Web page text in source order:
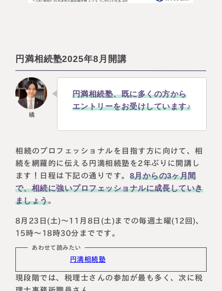
円満相続塾2025年8月開講
円満相続塾、既に多くの方から
エントリーをお受けしています♪
相続のプロフェッショナルを目指す方に向けて、相
続を網羅的に伝える円満相続塾を2年ぶりに開講し
ます！日程は下記の通りです。 8月からの3ヶ月間
で、相続に強いプロフェッショナルに成長していき
ましょう。
8月23日(土)～11月8日(土)までの毎週土曜(12回)、
15時～18時30分までです。
あわせて読みたい
円満相続塾
現段階では、税理士さんの参加が最も多く、次に税